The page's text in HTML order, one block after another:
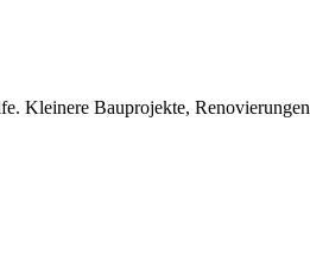
Kleinere Bauprojekte, Renovierungen